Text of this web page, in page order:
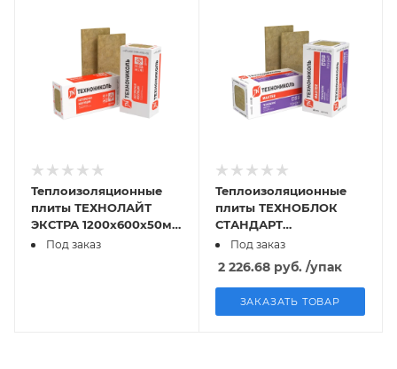
Теплоизоляционные
плиты ТЕХНОЛАЙТ
ЭКСТРА 1200х600х50мм
0,432 м3
Под заказ
Теплоизоляционные
плиты ТЕХНОБЛОК
СТАНДАРТ
1200х600х100мм
Под заказ
2 226.68руб. /упак
ЗАКАЗАТЬ ТОВАР